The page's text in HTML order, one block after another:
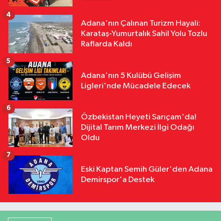
Adana'nın Çalınan Turizm Hayali:
Karataş-Yumurtalık Sahil Yolu Tozlu
Raflarda Kaldı
4
Adana'nın 5 Kulübü Gelişim
Ligleri'nde Mücadele Edecek
5
Özbekistan Heyeti Sarıçam'da!
Dijital Tarım Merkezi İlgi Odağı
Oldu
6
Eski Kaptan Semih Güler'den Adana
Demirspor'a Destek
7